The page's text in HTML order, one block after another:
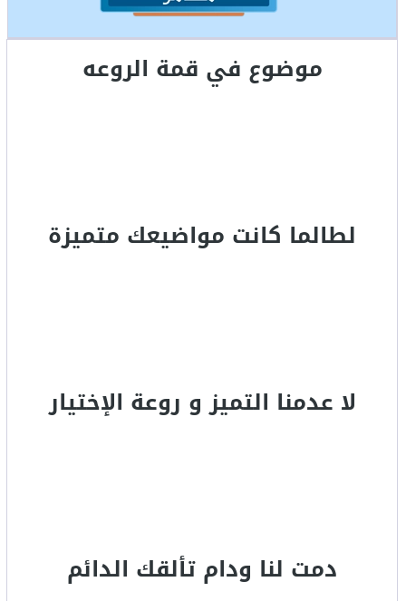
موضوع في قمة الروعه
لطالما كانت مواضيعك متميزة
لا عدمنا التميز و روعة الإختيار
دمت لنا ودام تألقك الدائم